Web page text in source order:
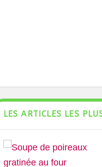
LES ARTICLES LES